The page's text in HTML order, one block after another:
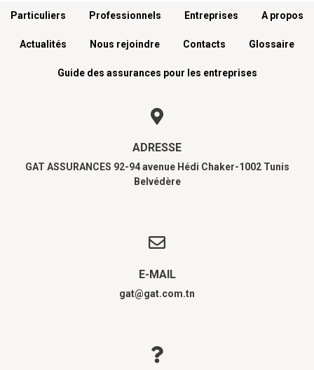
Menu footer
Particuliers Professionnels Entreprises A propos
Actualités Nous rejoindre Contacts Glossaire
Guide des assurances pour les entreprises
ADRESSE
GAT ASSURANCES 92-94 avenue Hédi Chaker-1002 Tunis
Belvédère
E-MAIL
gat@gat.com.tn